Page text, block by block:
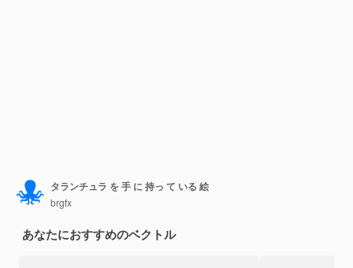
タランチュラ を 手 に 持っ て いる 絵
brgfx
あなたにおすすめのベクトル